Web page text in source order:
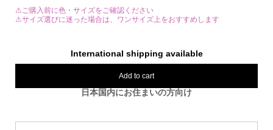
⚠ご購入前に色・サイズをご確認ください
⚠サイズ選びに迷った場合は、ワンサイズ上をおすすめします
International shipping available
Add to cart
日本国内にお住まいの方向け